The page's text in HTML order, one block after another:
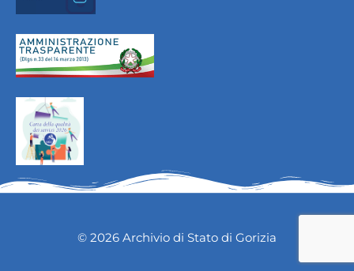
© 2026 Archivio di Stato di Gorizia